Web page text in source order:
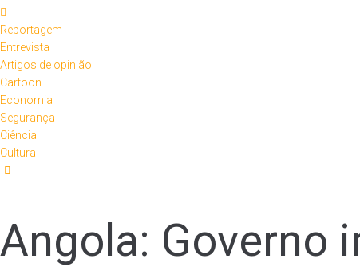
Reportagem
Entrevista
Artigos de opinião
Cartoon
Economia
Segurança
Ciência
Cultura
Angola: Governo